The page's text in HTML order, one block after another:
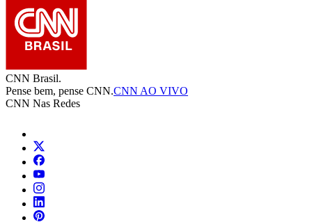
CNN Brasil.
Pense bem, pense CNN.CNN AO VIVO
CNN Nas Redes